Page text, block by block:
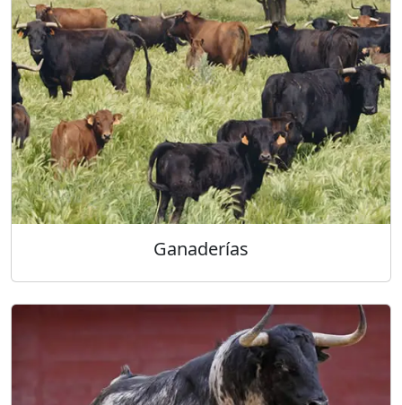
Ganaderías